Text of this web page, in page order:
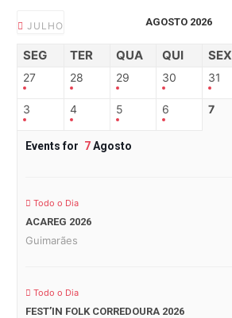
JULHO AGOSTO 2026
SEG TER QUA QUI SEX
27 28 29 30 31
3 4 5 6 7
Events for 7Agosto
Todo o Dia
ACAREG 2026
Guimarães
Todo o Dia
FEST’IN FOLK CORREDOURA 2026